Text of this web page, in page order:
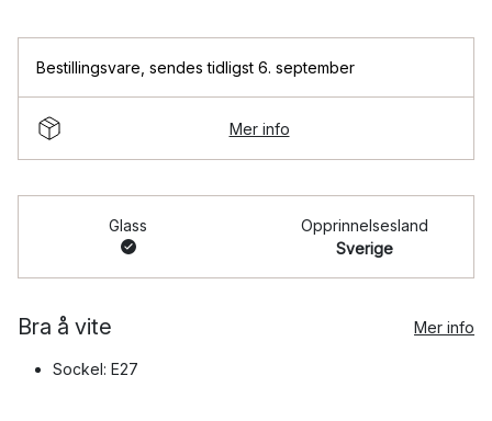
Bestillingsvare sendes tidligst 6. september
Mer info
Glass
Opprinnelsesland
Sverige
Bra å vite Mer info
Sockel: E27